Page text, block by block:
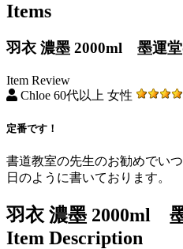
Items
羽衣 濃墨 2000ml 墨運
Item Review
Chloe 60代以上 女性
定番です！
書道教室の先生のお勧めでい
日のように書いております。
羽衣 濃墨 2000ml
Item Description